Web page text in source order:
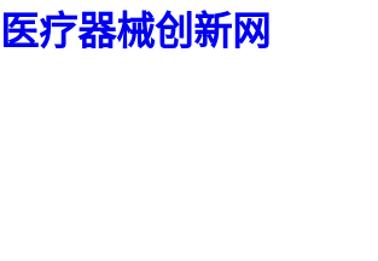
医疗器械创新网